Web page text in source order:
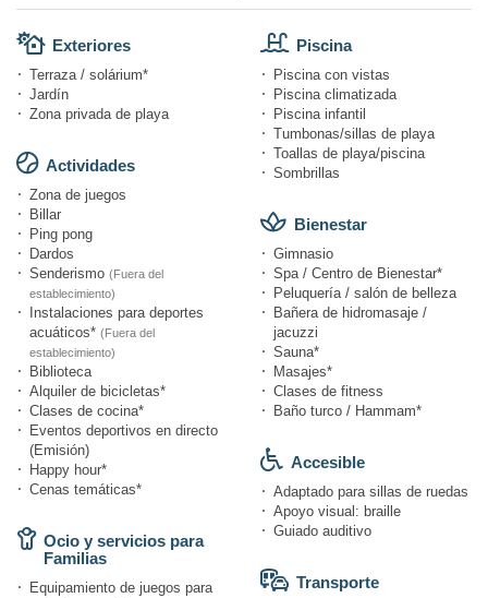
Exteriores
Terraza / solárium*
Jardín
Zona privada de playa
Actividades
Zona de juegos
Billar
Ping pong
Dardos
Senderismo (Fuera del
establecimiento)
Instalaciones para deportes
acuáticos* (Fuera del
establecimiento)
Biblioteca
Alquiler de bicicletas*
Clases de cocina*
Eventos deportivos en directo
(Emisión)
Happy hour*
Cenas temáticas*
Ocio y servicios para
Familias
Equipamiento de juegos para
Piscina
Piscina con vistas
Piscina climatizada
Piscina infantil
Tumbonas/sillas de playa
Toallas de playa/piscina
Sombrillas
Bienestar
Gimnasio
Spa / Centro de Bienestar*
Peluquería / salón de belleza
Bañera de hidromasaje /
jacuzzi
Sauna*
Masajes*
Clases de fitness
Baño turco / Hammam*
Accesible
Adaptado para sillas de ruedas
Apoyo visual: braille
Guiado auditivo
Transporte